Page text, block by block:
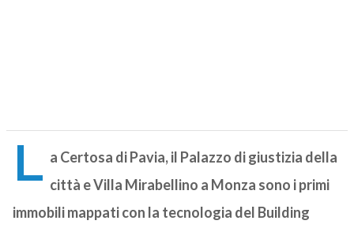
L a Certosa di Pavia, il Palazzo di giustizia della
città e Villa Mirabellino a Monza sono i primi
immobili mappati con la tecnologia del Building